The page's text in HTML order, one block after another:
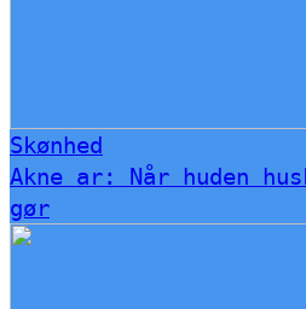
Skønhed
Akne ar: Når huden
gør